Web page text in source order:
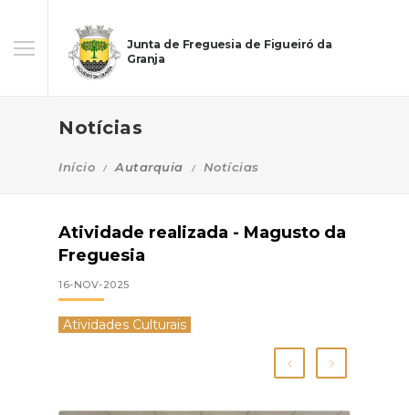
Junta de Freguesia de Figueiró da
Granja
Notícias
Início Autarquia Notícias
Atividade realizada - Magusto da
Freguesia
16-NOV-2025
Atividades Culturais